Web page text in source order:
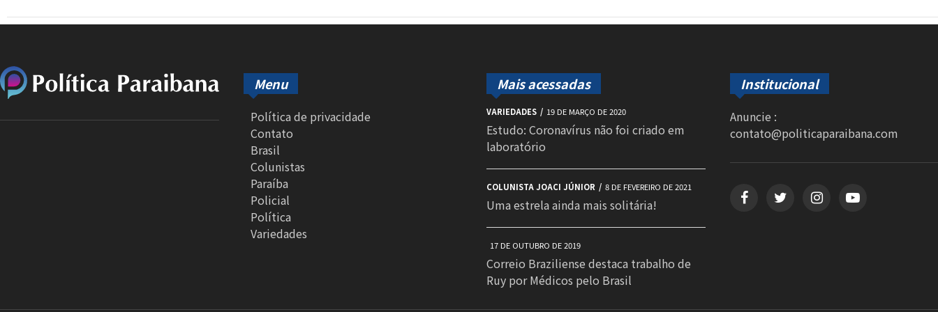
Menu
Política de privacidade
Contato
Brasil
Colunistas
Paraíba
Policial
Política
Variedades
Mais acessadas
VARIEDADES 19 DE MARÇO DE 2020
Estudo: Coronavírus não foi criado em
laboratório
COLUNISTA JOACI JÚNIOR 8 DE FEVEREIRO DE 2021
Uma estrela ainda mais solitária!
17 DE OUTUBRO DE 2019
Correio Braziliense destaca trabalho de
Ruy por Médicos pelo Brasil
Institucional
Anuncie :
contato@politicaparaibana.com